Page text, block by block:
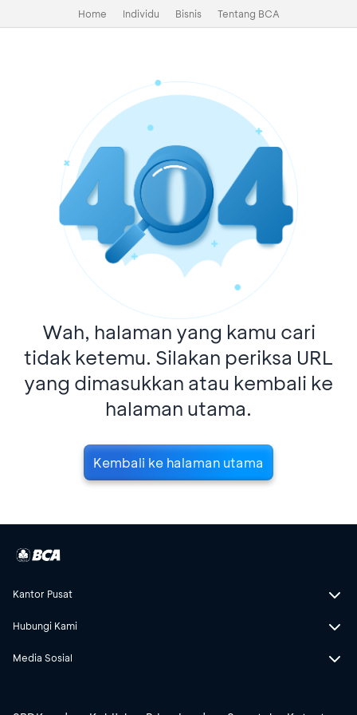
Home Individu Bisnis Tentang BCA
Wah, halaman yang kamu cari
tidak ketemu. Silakan periksa URL
yang dimasukkan atau kembali ke
halaman utama.
Kembali ke halaman utama
Kantor Pusat
Hubungi Kami
Media Sosial